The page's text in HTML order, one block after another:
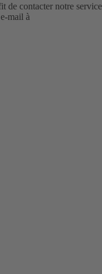
de contacter notre service
mail à